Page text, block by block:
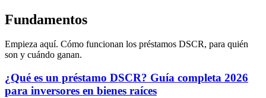
Fundamentos
Empieza aquí. Cómo funcionan los préstamos DSCR, para quién
son y cuándo ganan.
¿Qué es un préstamo DSCR? Guía completa 2026
para inversores en bienes raíces